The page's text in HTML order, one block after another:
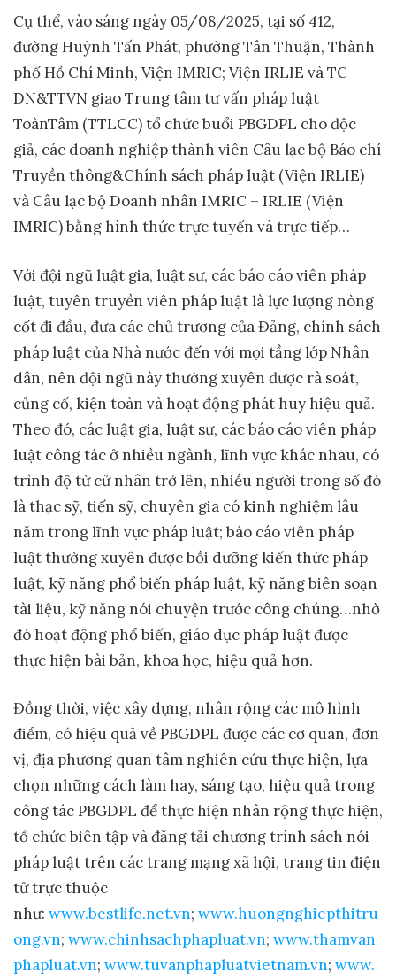
Cụ thể, vào sáng ngày 05/08/2025, tại số 412,
đường Huỳnh Tấn Phát, phường Tân Thuận, Thành
phố Hồ Chí Minh, Viện IMRIC; Viện IRLIE và TC
DN&TTVN giao Trung tâm tư vấn pháp luật
ToànTâm (TTLCC) tổ chức buổi PBGDPL cho độc
giả, các doanh nghiệp thành viên Câu lạc bộ Báo chí
Truyền thông&Chính sách pháp luật (Viện IRLIE)
và Câu lạc bộ Doanh nhân IMRIC – IRLIE (Viện
IMRIC) bằng hình thức trực tuyến và trực tiếp…
Với đội ngũ luật gia, luật sư, các báo cáo viên pháp
luật, tuyên truyền viên pháp luật là lực lượng nòng
cốt đi đầu, đưa các chủ trương của Đảng, chính sách
pháp luật của Nhà nước đến với mọi tầng lớp Nhân
dân, nên đội ngũ này thường xuyên được rà soát,
củng cố, kiện toàn và hoạt động phát huy hiệu quả.
Theo đó, các luật gia, luật sư, các báo cáo viên pháp
luật công tác ở nhiều ngành, lĩnh vực khác nhau, có
trình độ từ cử nhân trở lên, nhiều người trong số đó
là thạc sỹ, tiến sỹ, chuyên gia có kinh nghiệm lâu
năm trong lĩnh vực pháp luật; báo cáo viên pháp
luật thường xuyên được bồi dưỡng kiến thức pháp
luật, kỹ năng phổ biến pháp luật, kỹ năng biên soạn
tài liệu, kỹ năng nói chuyện trước công chúng…nhờ
đó hoạt động phổ biến, giáo dục pháp luật được
thực hiện bài bản, khoa học, hiệu quả hơn.
Đồng thời, việc xây dựng, nhân rộng các mô hình
điểm, có hiệu quả về PBGDPL được các cơ quan, đơn
vị, địa phương quan tâm nghiên cứu thực hiện, lựa
chọn những cách làm hay, sáng tạo, hiệu quả trong
công tác PBGDPL để thực hiện nhân rộng thực hiện,
tổ chức biên tập và đăng tải chương trình sách nói
pháp luật trên các trang mạng xã hội, trang tin điện
tử trực thuộc
như: www.bestlife.net.vn; www.huongnghiepthitru
ong.vn; www.chinhsachphapluat.vn; www.thamvan
phapluat.vn; www.tuvanphapluatvietnam.vn; www.